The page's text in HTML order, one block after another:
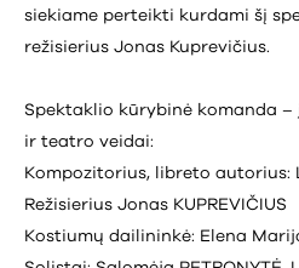
siekiame perteikti kurdami šį
režisierius Jonas Kuprevičius.
Spektaklio kūrybinė komanda
ir teatro veidai:
Kompozitorius, libreto autorius:
Režisierius Jonas KUPREVIČIUS
Kostiumų dailininkė: Elena